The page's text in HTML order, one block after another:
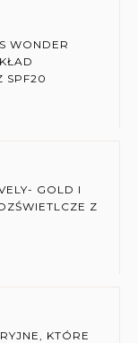
WONDER
SPF20
GOLD I
Z
KTÓRE